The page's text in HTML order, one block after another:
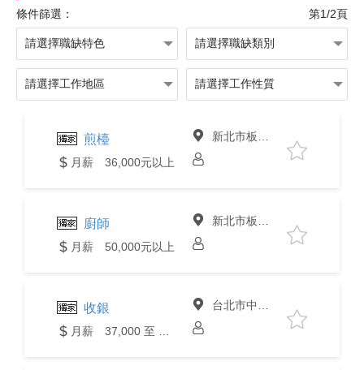
條件篩選： 第1/2頁
煎檯
月薪 36,000元以上
新北市板橋區
廚師
月薪 50,000元以上
新北市板橋區
收銀 台北市中山區